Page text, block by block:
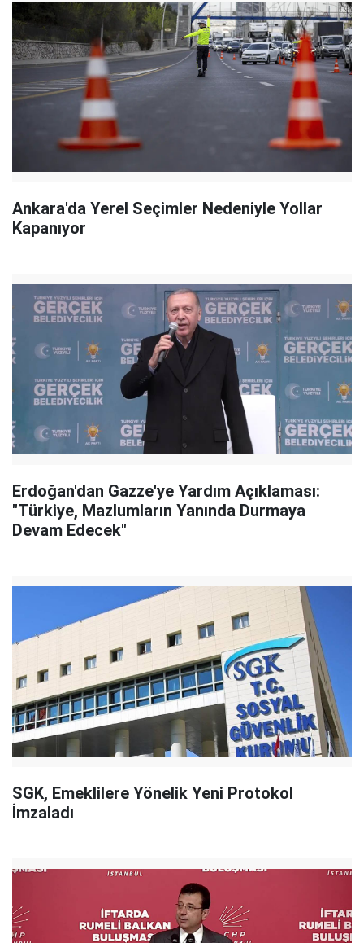
Ankara'da Yerel Seçimler Nedeniyle Yollar
Kapanıyor
Erdoğan'dan Gazze'ye Yardım Açıklaması:
"Türkiye, Mazlumların Yanında Durmaya
Devam Edecek"
SGK, Emeklilere Yönelik Yeni Protokol
İmzaladı